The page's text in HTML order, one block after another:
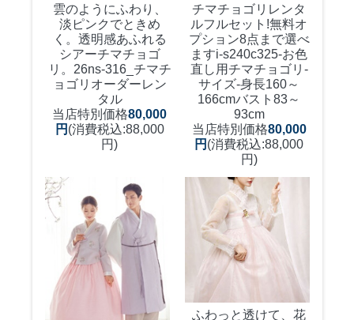
雲のようにふわり、
淡ピンクでときめ
く。透明感あふれる
シアーチマチョゴ
リ。 26ns-316_チマチ
ョゴリオーダーレン
タル
当店特別価格80,000
円 (消費税込:88,000
円)
チマチョゴリレンタ
ルフルセット!無料オ
プション8点まで選べ
ますi-s240c325-お色
直し用チマチョゴリ-
サイズ-身長160～
166cmバスト83～
93cm
当店特別価格80,000
円 (消費税込:88,000
円)
ふわっと透けて、花